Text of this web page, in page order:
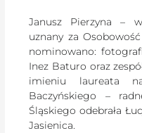
Janusz Pierzyna –
uznany za
nominowano:
Inez Baturo oraz
imieniu laureata
Baczyńskiego –
Śląskiego odebrała
Jasienica.